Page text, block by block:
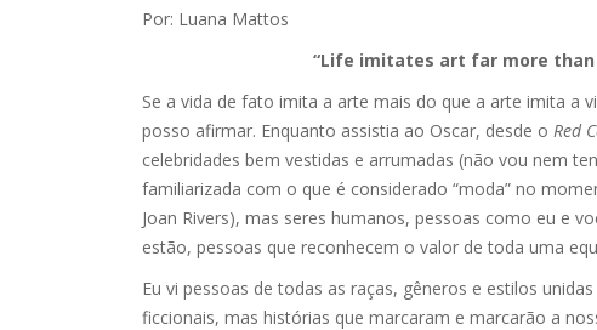
Por: Luana Mattos
“Life imitates art far more
Se a vida de fato imita a arte mais do que a arte imita a
posso afirmar. Enquanto assistia ao Oscar, desde o Red
celebridades bem vestidas e arrumadas (não vou nem
familiarizada com o que é considerado “moda” no
Joan Rivers), mas seres humanos, pessoas como eu e
estão, pessoas que reconhecem o valor de toda uma
Eu vi pessoas de todas as raças, gêneros e estilos
ficcionais, mas histórias que marcaram e marcarão a